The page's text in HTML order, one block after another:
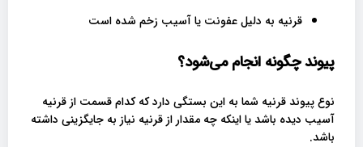
قرنیه به دلیل عفونت یا آسیب زخم شده است
پیوند چگونه انجام می‌شود؟
نوع پیوند قرنیه شما به این بستگی دارد که کدام قسمت از قرنیه
آسیب دیده باشد یا اینکه چه مقدار از قرنیه نیاز به جایگزینی داشته
باشد.